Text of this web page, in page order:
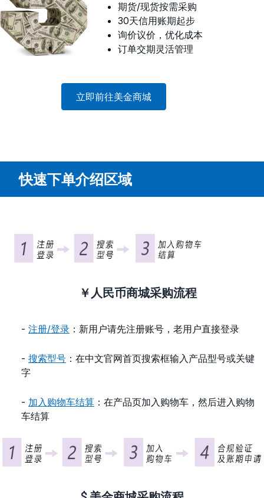
期货/现货按需采购
30天信用账期起步
询价议价，优化成本
订单交期灵活管理
立即前往美金商城
快速下单介绍区域
￥人民币商城采购流程
- 注册/登录 ：新用户请先注册账号，老用户直接登录
- 搜索型号 ：在中文官网首页搜索框输入产品型号或关键
字
- 加入购物车结算 ：在产品页加入购物车，然后进入购物
车结算